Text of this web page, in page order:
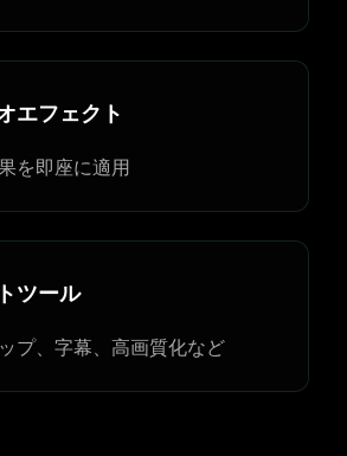
エフェクト
を即座に適用
ツール
プ、字幕、高画質化など